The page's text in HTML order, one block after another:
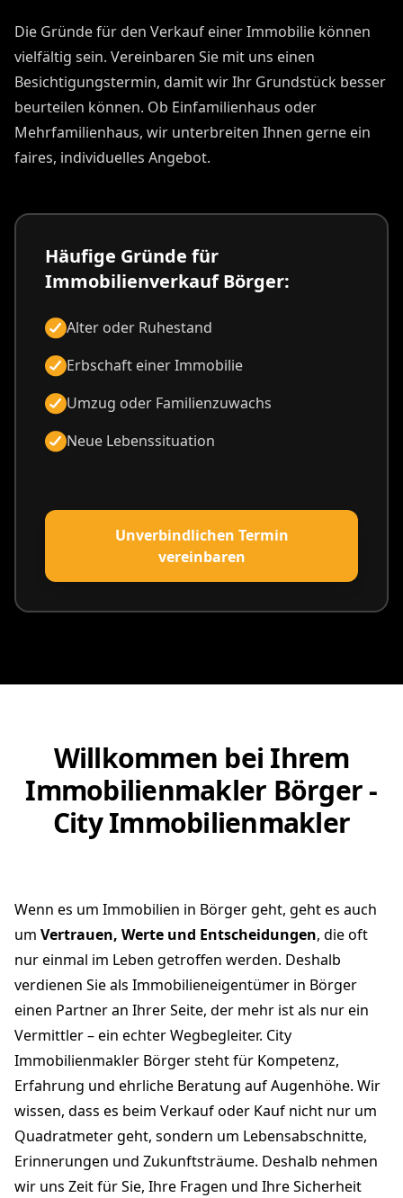
Die Gründe für den Verkauf einer Immobilie können
vielfältig sein. Vereinbaren Sie mit uns einen
Besichtigungstermin, damit wir Ihr Grundstück besser
beurteilen können. Ob Einfamilienhaus oder
Mehrfamilienhaus, wir unterbreiten Ihnen gerne ein
faires, individuelles Angebot.
Häufige Gründe für
Immobilienverkauf Börger:
Alter oder Ruhestand
Erbschaft einer Immobilie
Umzug oder Familienzuwachs
Neue Lebenssituation
Unverbindlichen Termin
vereinbaren
Willkommen bei Ihrem
Immobilienmakler Börger -
City Immobilienmakler
Wenn es um Immobilien in Börger geht, geht es auch
um Vertrauen, Werte und Entscheidungen, die oft
nur einmal im Leben getroffen werden. Deshalb
verdienen Sie als Immobilieneigentümer in Börger
einen Partner an Ihrer Seite, der mehr ist als nur ein
Vermittler – ein echter Wegbegleiter. City
Immobilienmakler Börger steht für Kompetenz,
Erfahrung und ehrliche Beratung auf Augenhöhe. Wir
wissen, dass es beim Verkauf oder Kauf nicht nur um
Quadratmeter geht, sondern um Lebensabschnitte,
Erinnerungen und Zukunftsträume. Deshalb nehmen
wir uns Zeit für Sie, Ihre Fragen und Ihre Sicherheit